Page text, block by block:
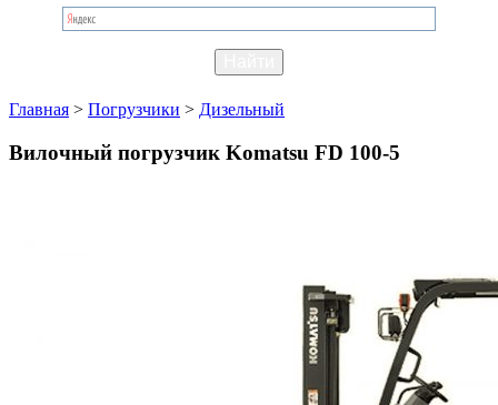
Главная > Погрузчики > Дизельный
Вилочный погрузчик Komatsu FD 100-5